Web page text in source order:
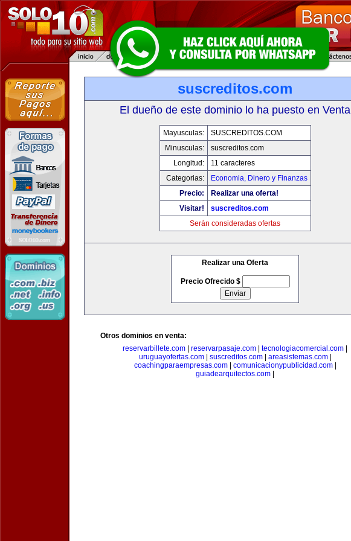
suscreditos.com
El dueño de este dominio lo ha puesto en Venta
Mayusculas:
SUSCREDITOS.COM
Minusculas:
suscreditos.com
Longitud:
11 caracteres
Categorias:
Economia, Dinero y Finanzas
Precio:
Realizar una oferta!
Visitar!
suscreditos.com
Serán consideradas ofertas
Realizar una Oferta
Precio Ofrecido $
Otros dominios en venta:
reservarbillete.com
reservarpasaje.com tecnologiacomercial.com
uruguayofertas.com| suscreditos.com| areasistemas.com|
coachingparaempresas.com| comunicacionypublicidad.com|
guiadearquitectos.com